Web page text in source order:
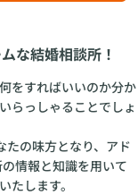
な結婚相談所！
をすればいいのか分か
らっしゃることでしょ
たの味方となり、アド
情報と知識を用いて
たします。